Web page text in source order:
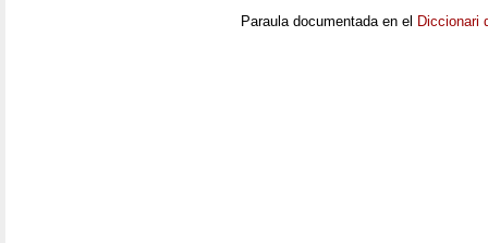
Paraula documentada en el Diccionari